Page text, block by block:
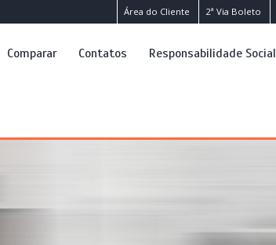
Área do Cliente 2ª Via Boleto
Comparar Contatos Responsabilidade Social